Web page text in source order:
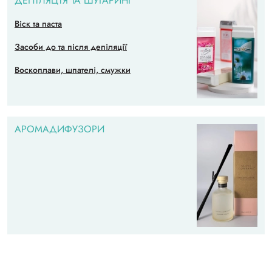
Віск та паста
Засоби до та після депіляції
Воскоплави, шпателі, смужки
АРОМАДИФУЗОРИ